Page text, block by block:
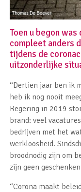
Toen u begon
compleet anders
tijdens de
uitzonderlijke
“Dertien jaar ben ik
heb ik nog nooit
Regering in 2019
brand: veel
bedrijven met het
werkloosheid.
broodnodig zijn om
zijn geen
“Corona maakt